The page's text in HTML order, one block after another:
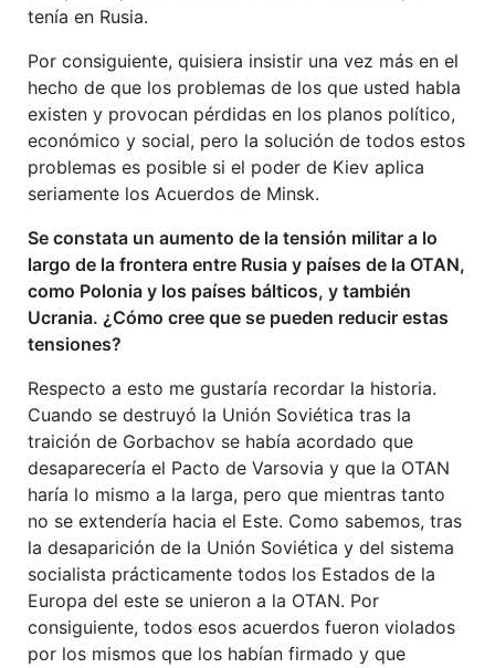
tenía en Rusia.
Por consiguiente, quisiera insistir una vez más en el
hecho de que los problemas de los que usted habla
existen y provocan pérdidas en los planos político,
económico y social, pero la solución de todos estos
problemas es posible si el poder de Kiev aplica
seriamente los Acuerdos de Minsk.
Se constata un aumento de la tensión militar a lo
largo de la frontera entre Rusia y países de la OTAN,
como Polonia y los países bálticos, y también
Ucrania. ¿Cómo cree que se pueden reducir estas
tensiones?
Respecto a esto me gustaría recordar la historia.
Cuando se destruyó la Unión Soviética tras la
traición de Gorbachov se había acordado que
desaparecería el Pacto de Varsovia y que la OTAN
haría lo mismo a la larga, pero que mientras tanto
no se extendería hacia el Este. Como sabemos, tras
la desaparición de la Unión Soviética y del sistema
socialista prácticamente todos los Estados de la
Europa del este se unieron a la OTAN. Por
consiguiente, todos esos acuerdos fueron violados
por los mismos que los habían firmado y que